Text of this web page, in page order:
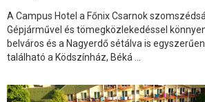
A Campus Hotel a Főnix Csarnok
Gépjárművel és tömegközlekedéssel
belváros és a Nagyerdő sétálva is
található a Ködszínház, Béká ...